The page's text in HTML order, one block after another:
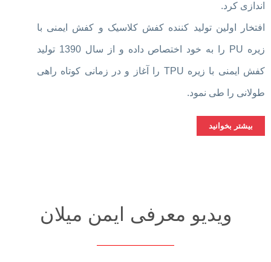
اندازی کرد.
افتخار اولین تولید کننده کفش کلاسیک و کفش ایمنی با
زیره PU را به خود اختصاص داده و از سال 1390 تولید
کفش ایمنی با زیره TPU را آغاز و در زمانی کوتاه راهی
طولانی را طی نمود.
بیشتر بخوانید
ویدیو معرفی ایمن میلان